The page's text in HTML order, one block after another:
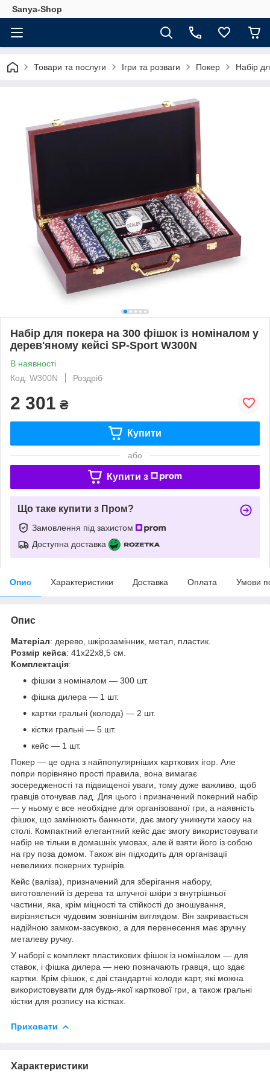
Sanya-Shop
Товари та послуги Ігри та розваги Покер Набір
Набір для покера на 300 фішок із номіналом у
дерев'яному кейсі SP-Sport W300N
В наявності
Код: W300N
Роздріб
2 301 ₴
Купити
або
Купити з
Що таке купити з Пром?
Замовлення під захистом
Доступна доставка
Опис Характеристики Доставка Оплата Умови
Опис
Матеріал: дерево, шкірозамінник, метал, пластик.
Розмір кейса: 41х22х8,5 см.
Комплектація:
фішки з номіналом — 300 шт.
фішка дилера — 1 шт.
картки гральні (колода) — 2 шт.
кістки гральні — 5 шт.
кейс — 1 шт.
Покер — це одна з найпопулярніших карткових ігор. Але
попри порівняно прості правила, вона вимагає
зосередженості та підвищеної уваги, тому дуже важливо, щоб
гравців оточував лад. Для цього і призначений покерний набір
— у ньому є все необхідне для організованої гри, а наявність
фішок, що замінюють банкноти, дає змогу уникнути хаосу на
столі. Компактний елегантний кейс дає змогу використовувати
набір не тільки в домашніх умовах, але й взяти його із собою
на гру поза домом. Також він підходить для організації
невеликих покерних турнірів.
Кейс (валіза), призначений для зберігання набору,
виготовлений із дерева та штучної шкіри з внутрішньої
частини, яка, крім міцності та стійкості до зношування,
вирізняється чудовим зовнішнім виглядом. Він закривається
надійною замком-засувкою, а для перенесення має зручну
металеву ручку.
У наборі є комплект пластикових фішок із номіналом — для
ставок, і фішка дилера — нею позначають гравця, що здає
картки. Крім фішок, є дві стандартні колоди карт, які можна
використовувати для будь-якої карткової гри, а також гральні
кістки для розпису на кістках.
Приховати
Характеристики